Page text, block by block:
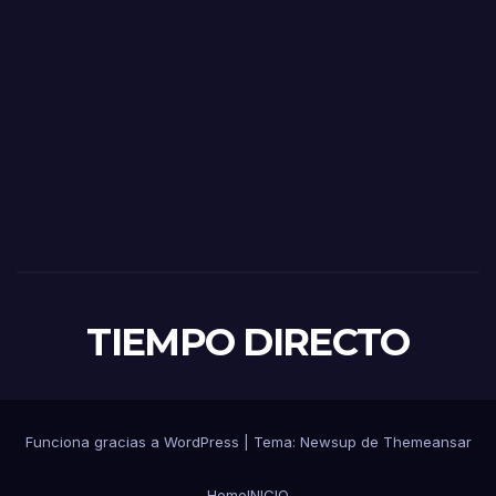
TIEMPO DIRECTO
Funciona gracias a WordPress Tema: Newsup de Themeansar